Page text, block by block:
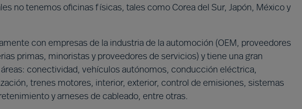
no tenemos oficinas físicas, tales como Corea del Sur, Japón, México y
con empresas de la industria de la automoción (OEM, proveedores
primas, minoristas y proveedores de servicios) y tiene una gran
conectividad, vehículos autónomos, conducción eléctrica,
trenes motores, interior, exterior, control de emisiones, sistemas
y arneses de cableado, entre otras.